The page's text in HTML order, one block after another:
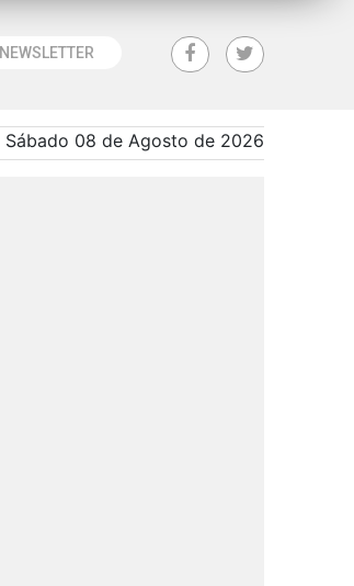
NEWSLETTER
Sábado 08 de Agosto de 2026